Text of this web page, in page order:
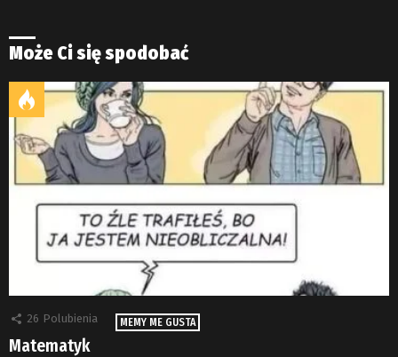
Może Ci się spodobać
26 Polubienia MEMY ME GUSTA
Matematyk